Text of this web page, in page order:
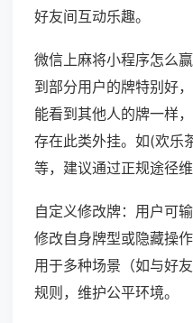
好友间互动乐趣。
微信上麻将小程序怎么
到部分用户的牌特别好
能看到其他人的牌一样
存在此类外挂。如(欢乐
等，建议通过正规途径维
自定义修改牌：用户可
修改自身牌型或隐藏操
用于多种场景（如与好
规则，维护公平环境。